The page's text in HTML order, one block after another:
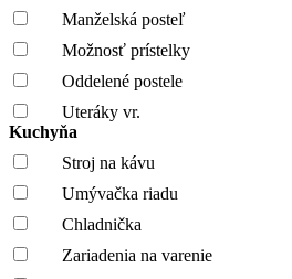
Manželská posteľ
Možnosť prístelky
Oddelené postele
Uteráky vr.
Kuchyňa
Stroj na kávu
Umývačka riadu
Chladnička
Zariadenia na varenie